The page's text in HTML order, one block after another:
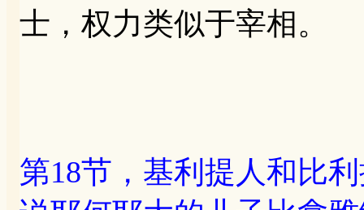
士，权力类似于宰相。
第18节，基利提人和比